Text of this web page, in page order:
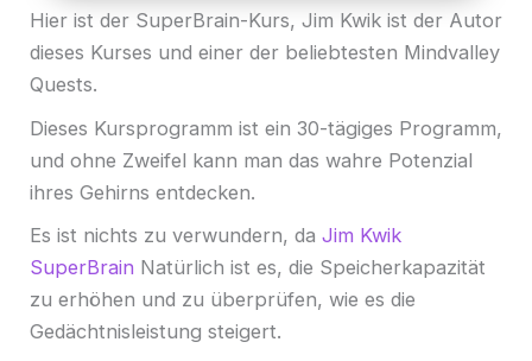
Hier ist der SuperBrain-Kurs, Jim Kwik ist der Autor
dieses Kurses und einer der beliebtesten Mindvalley
Quests.
Dieses Kursprogramm ist ein 30-tägiges Programm,
und ohne Zweifel kann man das wahre Potenzial
ihres Gehirns entdecken.
Es ist nichts zu verwundern, da Jim Kwik
SuperBrain Natürlich ist es, die Speicherkapazität
zu erhöhen und zu überprüfen, wie es die
Gedächtnisleistung steigert.